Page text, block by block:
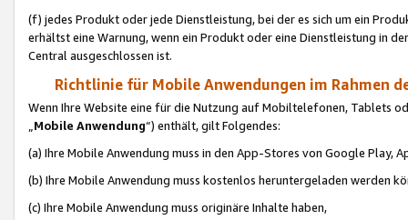
(f) jedes Produkt oder jede Dienstleistung, bei der es sich um ein
erhältst eine Warnung, wenn ein Produkt oder eine Dienstleistung in
Central ausgeschlossen ist.
Richtlinie für Mobile Anwendungen im Rahmen
Wenn Ihre Website eine für die Nutzung auf Mobiltelefonen, Tablets
„Mobile Anwendung“) enthält, gilt Folgendes:
(a) Ihre Mobile Anwendung muss in den App-Stores von Google Play,
(b) Ihre Mobile Anwendung muss kostenlos heruntergeladen werden
(c) Ihre Mobile Anwendung muss originäre Inhalte haben,